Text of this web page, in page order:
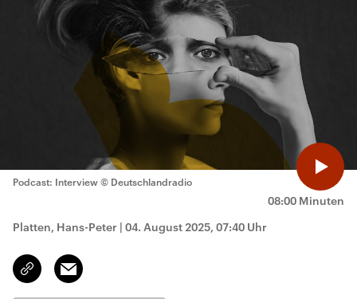
08:00 Minuten
Podcast: Interview © Deutschlandradio
Platten, Hans-Peter | 04. August 2025, 07:40 Uhr
Link
kopieren/teilen
Email